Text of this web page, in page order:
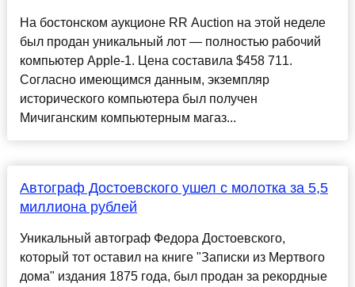
На бостонском аукционе RR Auction на этой неделе
был продан уникальный лот — полностью рабочий
компьютер Apple-1. Цена составила $458 711.
Согласно имеющимся данным, экземпляр
исторического компьютера был получен
Мичиганским компьютерным магаз...
Автограф Достоевского ушел с молотка за 5,5
миллиона рублей
Уникальный автограф Федора Достоевского,
который тот оставил на книге "Записки из Мертвого
дома" издания 1875 года, был продан за рекордные